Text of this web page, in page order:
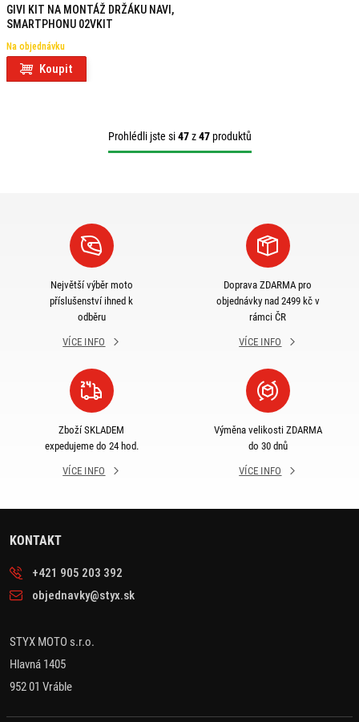
GIVI KIT NA MONTÁŽ DRŽÁKU NAVI,
SMARTPHONU 02VKIT
Na objednávku
Koupit
Prohlédli jste si47z47produktů
Největší výběr moto
příslušenství ihned k
odběru
VÍCE INFO
Doprava ZDARMA pro
objednávky nad 2499 kč v
rámci ČR
VÍCE INFO
Zboží SKLADEM
expedujeme do 24 hod.
VÍCE INFO
Výměna velikosti ZDARMA
do 30 dnů
VÍCE INFO
KONTAKT
+421 905 203 392
objednavky@styx.sk
STYX MOTO s.r.o.
Hlavná 1405
952 01 Vráble